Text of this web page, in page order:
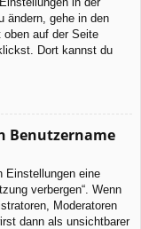
ändern, gehe in den
oben auf der Seite
Dort kannst du
Benutzername
Einstellungen eine
verbergen“. Wenn
Moderatoren
dann als unsichtbarer